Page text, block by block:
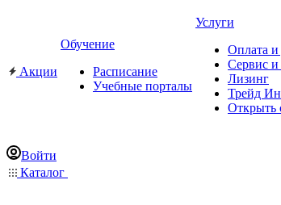
Акции
Обучение
Расписание
Учебные порталы
Услуги
Оплата и
Сервис и
Лизинг
Трейд Ин
Открыть
Войти
Каталог